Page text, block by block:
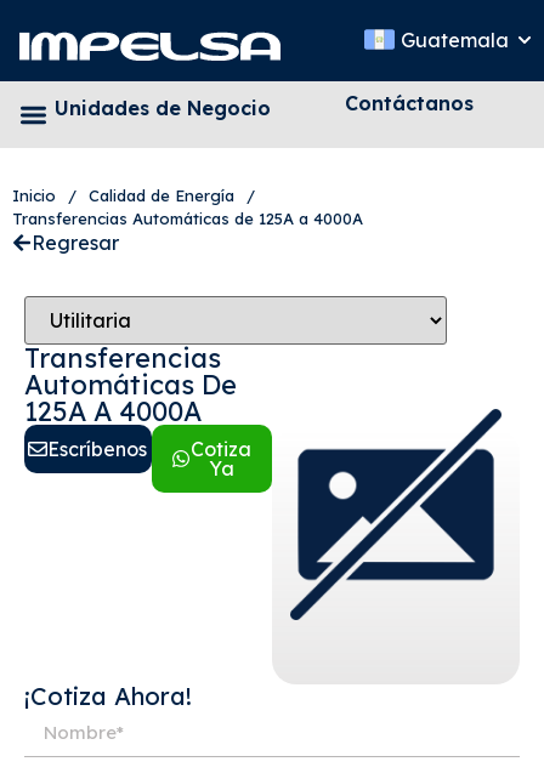
Guatemala
Unidades de Negocio Contáctanos
Inicio / Calidad de Energía
/
Transferencias Automáticas de 125A a 4000A
Regresar
Transferencias
Automáticas De
125A A 4000A
Escríbenos
Cotiza
Ya
¡Cotiza Ahora!